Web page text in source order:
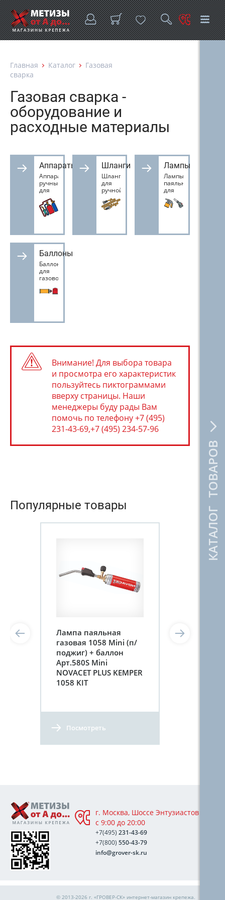
КАТАЛОГ ТОВАРОВ
Главная Каталог
Газовая
сварка
Газовая сварка -
оборудование и
расходные материалы
Аппараты
Аппараты
ручные
для
газовой
сварки
Шланги
Шланги
для
ручной
газовой
сварки
Лампы
Лампы
паяльные
для
газовой
сварки
Баллоны
Баллоны
для
газовой
Внимание! Для выбора товара
и просмотра его характеристик
пользуйтесь пиктограммами
вверху страницы. Наши
менеджеры буду рады Вам
помочь по телефону +7 (495)
231-43-69,+7 (495) 234-57-96
Популярные товары
Лампа паяльная
газовая 1058 Mini (п/
поджиг) + баллон
Арт.580S Mini
NOVACET PLUS KEMPER
1058 KIT
Посмотреть
г. Москва, Шоссе Энтузиастов 76А,
с 9:00 до 20:00
+7(495) 231-43-69
+7(800) 550-43-79
info@grover-sk.ru
© 2013-2026 г. «ГРОВЕР-СК» интернет-магазин крепежа